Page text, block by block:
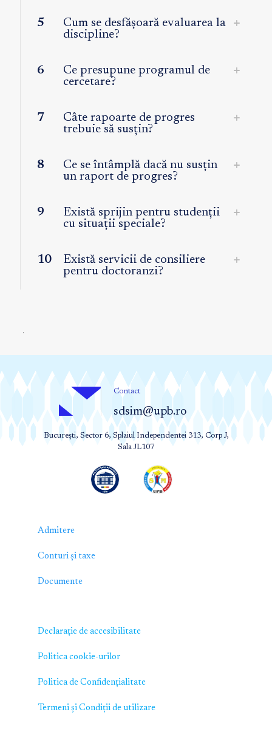
5
Cum se desfășoară evaluarea la
discipline?
6
Ce presupune programul de
cercetare?
7
Câte rapoarte de progres
trebuie să susțin?
8
Ce se întâmplă dacă nu susțin
un raport de progres?
9
Există sprijin pentru studenții
cu situații speciale?
10
Există servicii de consiliere
pentru doctoranzi?
.
Contact
sdsim@upb.ro
București, Sector 6, Splaiul Independentei 313, Corp J,
Sala JL107
Admitere
Conturi și taxe
Documente
Declarație de accesibilitate
Politica cookie-urilor
Politica de Confidențialitate
Termeni și Condiții de utilizare